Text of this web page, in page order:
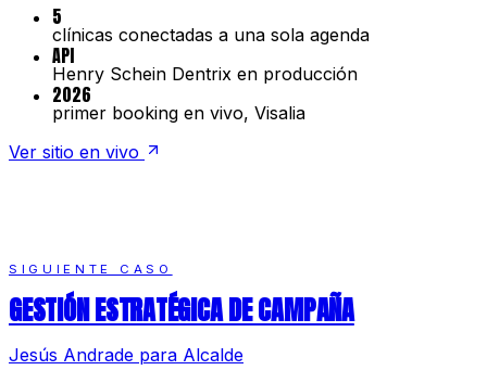
5
clínicas conectadas a una sola agenda
API
Henry Schein Dentrix en producción
2026
primer booking en vivo, Visalia
Ver sitio en vivo
SIGUIENTE CASO
GESTIÓN ESTRATÉGICA DE CAMPAÑA
Jesús Andrade para Alcalde